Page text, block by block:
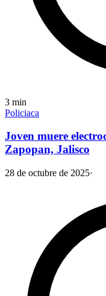
3 min
Policiaca
Joven muere
Zapopan, Jalisco
28 de octubre de 2025·